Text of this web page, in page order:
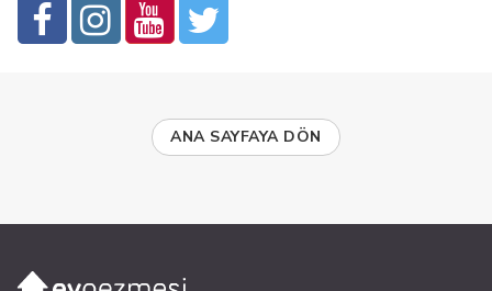
ANA SAYFAYA DÖN